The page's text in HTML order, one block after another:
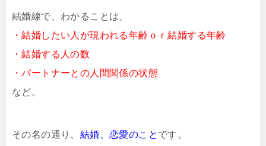
結婚線で、わかることは、
・結婚したい人が現われる年齢ｏｒ結婚する年齢
・結婚する人の数
・パートナーとの人間関係の状態
など。
その名の通り、 結婚、恋愛のこと です。